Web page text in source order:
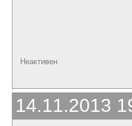
Неактивен
14.11.2013